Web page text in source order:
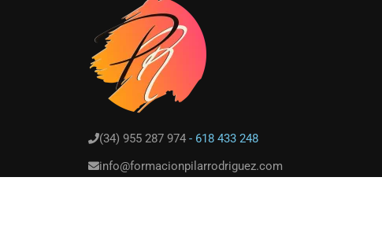
(34) 955 287 974 - 618 433 248
info@formacionpilarrodriguez.com